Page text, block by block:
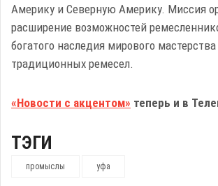
Америку и Северную Америку. Миссия
расширение возможностей
богатого наследия мирового
традиционных ремесел.
«Новости с акцентом» теперь и в
ТЭГИ
промыслы уфа